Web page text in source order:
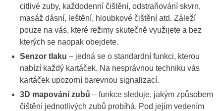
citlivé zuby, každodenní čištění, odstraňování skvrn,
masáž dásní, leštění, hloubkové čištění atd. Záleží
pouze na vás, které režimy skutečně využijete a bez
kterých se naopak obejdete.
Senzor tlaku – jedná se o standardní funkci, kterou
nabízí každý kartáček. Na nesprávnou techniku vás
kartáček upozorní barevnou signalizací.
3D mapování zubů – funkce sleduje, jakým způsobem
čištění jednotlivých zubů probíhá. Pod jejím vedením